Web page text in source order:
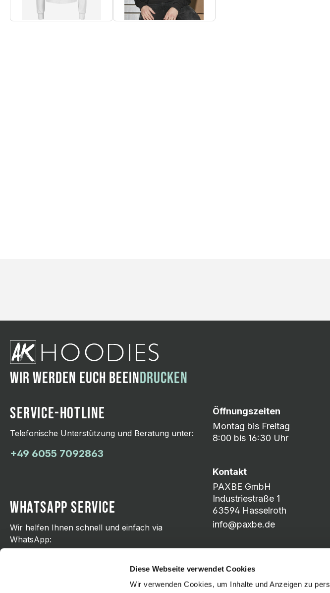
Diese Webseite verwendet Cookies
Wir verwenden Cookies, um Inhalte und Anzeigen zu
WIR WERDEN EUCH BEEINDRUCKEN
SERVICE-HOTLINE
Telefonische Unterstützung und Beratung unter:
+49 6055 7092863
WHATSAPP SERVICE
Wir helfen Ihnen schnell und einfach via
WhatsApp:
Öffnungszeiten
Montag bis Freitag
8:00 bis 16:30 Uhr
Kontakt
PAXBE GmbH
Industriestraße 1
63594 Hasselroth
info@paxbe.de